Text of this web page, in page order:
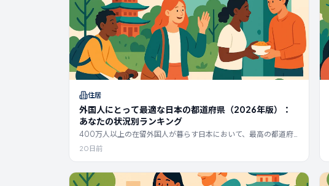
住居
外国人にとって最適な日本の都道府県（2026年版）：
あなたの状況別ランキング
400万人以上の在留外国人が暮らす日本において、最高の都道府
県は一つではありません。この2026年版ガイドでは、在留資格、
仕事、費用、家族構成別に最適な地域をランキング形式でご紹介
します。
20日前